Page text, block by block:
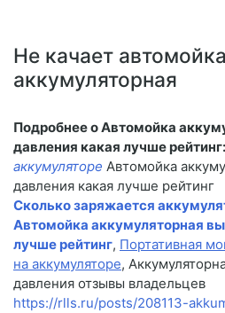
Не качает автомойка
аккумуляторная
Подробнее о Автомойка
давления какая лучше рейтинг:
аккумуляторе Автомойка
давления какая лучше рейтинг
Сколько заряжается
Автомойка аккумуляторная
лучше рейтинг, Портативная
на аккумуляторе,
давления отзывы владельцев
https://rlls.ru/posts/208113-